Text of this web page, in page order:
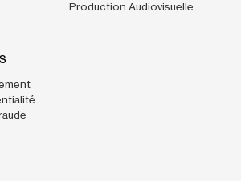
Production Audiovisuelle